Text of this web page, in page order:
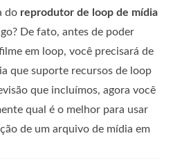
do reprodutor de loop de mídia
De fato, antes de poder
em loop, você precisará de
que suporte recursos de loop
que incluímos, agora você
qual é o melhor para usar
de um arquivo de mídia em